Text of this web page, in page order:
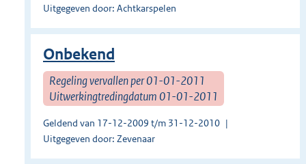
Uitgegeven door: Achtkarspelen
Onbekend
Regeling vervallen per 01-01-2011
Uitwerkingtredingdatum 01-01-2011
Geldend van 17-12-2009 t/m 31-12-2010
Uitgegeven door: Zevenaar